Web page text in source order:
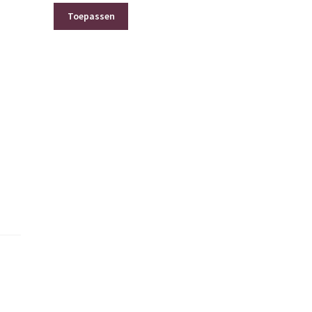
Toepassen